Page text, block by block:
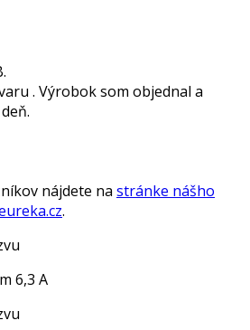
. Výrobok som objednal a
nájdete na stránke nášho
.
6,3 A